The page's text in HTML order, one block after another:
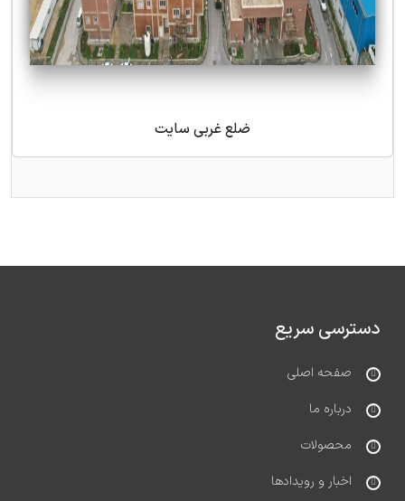
ضلع غربی سایت
دسترسی سریع
صفحه اصلی
درباره ما
محصولات
اخبار و رویدادها